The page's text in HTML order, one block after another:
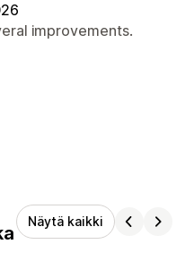
improvements.
Näytä kaikki